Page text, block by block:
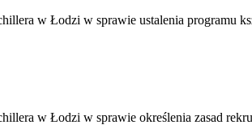
w Łodzi w sprawie ustalenia programu
w Łodzi w sprawie określenia zasad